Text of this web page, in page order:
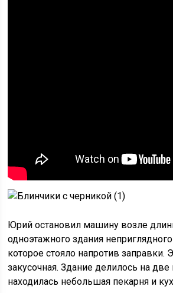
Юрий остановил машину возле
одноэтажного здания
которое стояло напротив заправки.
закусочная. Здание делилось на
находилась небольшая пекарня и